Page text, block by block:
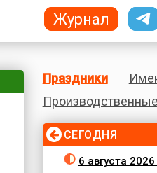
Праздники
СЕГОДНЯ
6 августа
Журнал